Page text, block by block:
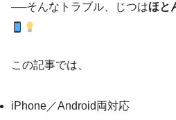
──そんなトラブル、じつはほと
この記事では、
iPhone／Android両対応